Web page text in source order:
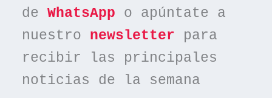
de WhatsApp o apúntate a
nuestro newsletter para
recibir las principales
noticias de la semana